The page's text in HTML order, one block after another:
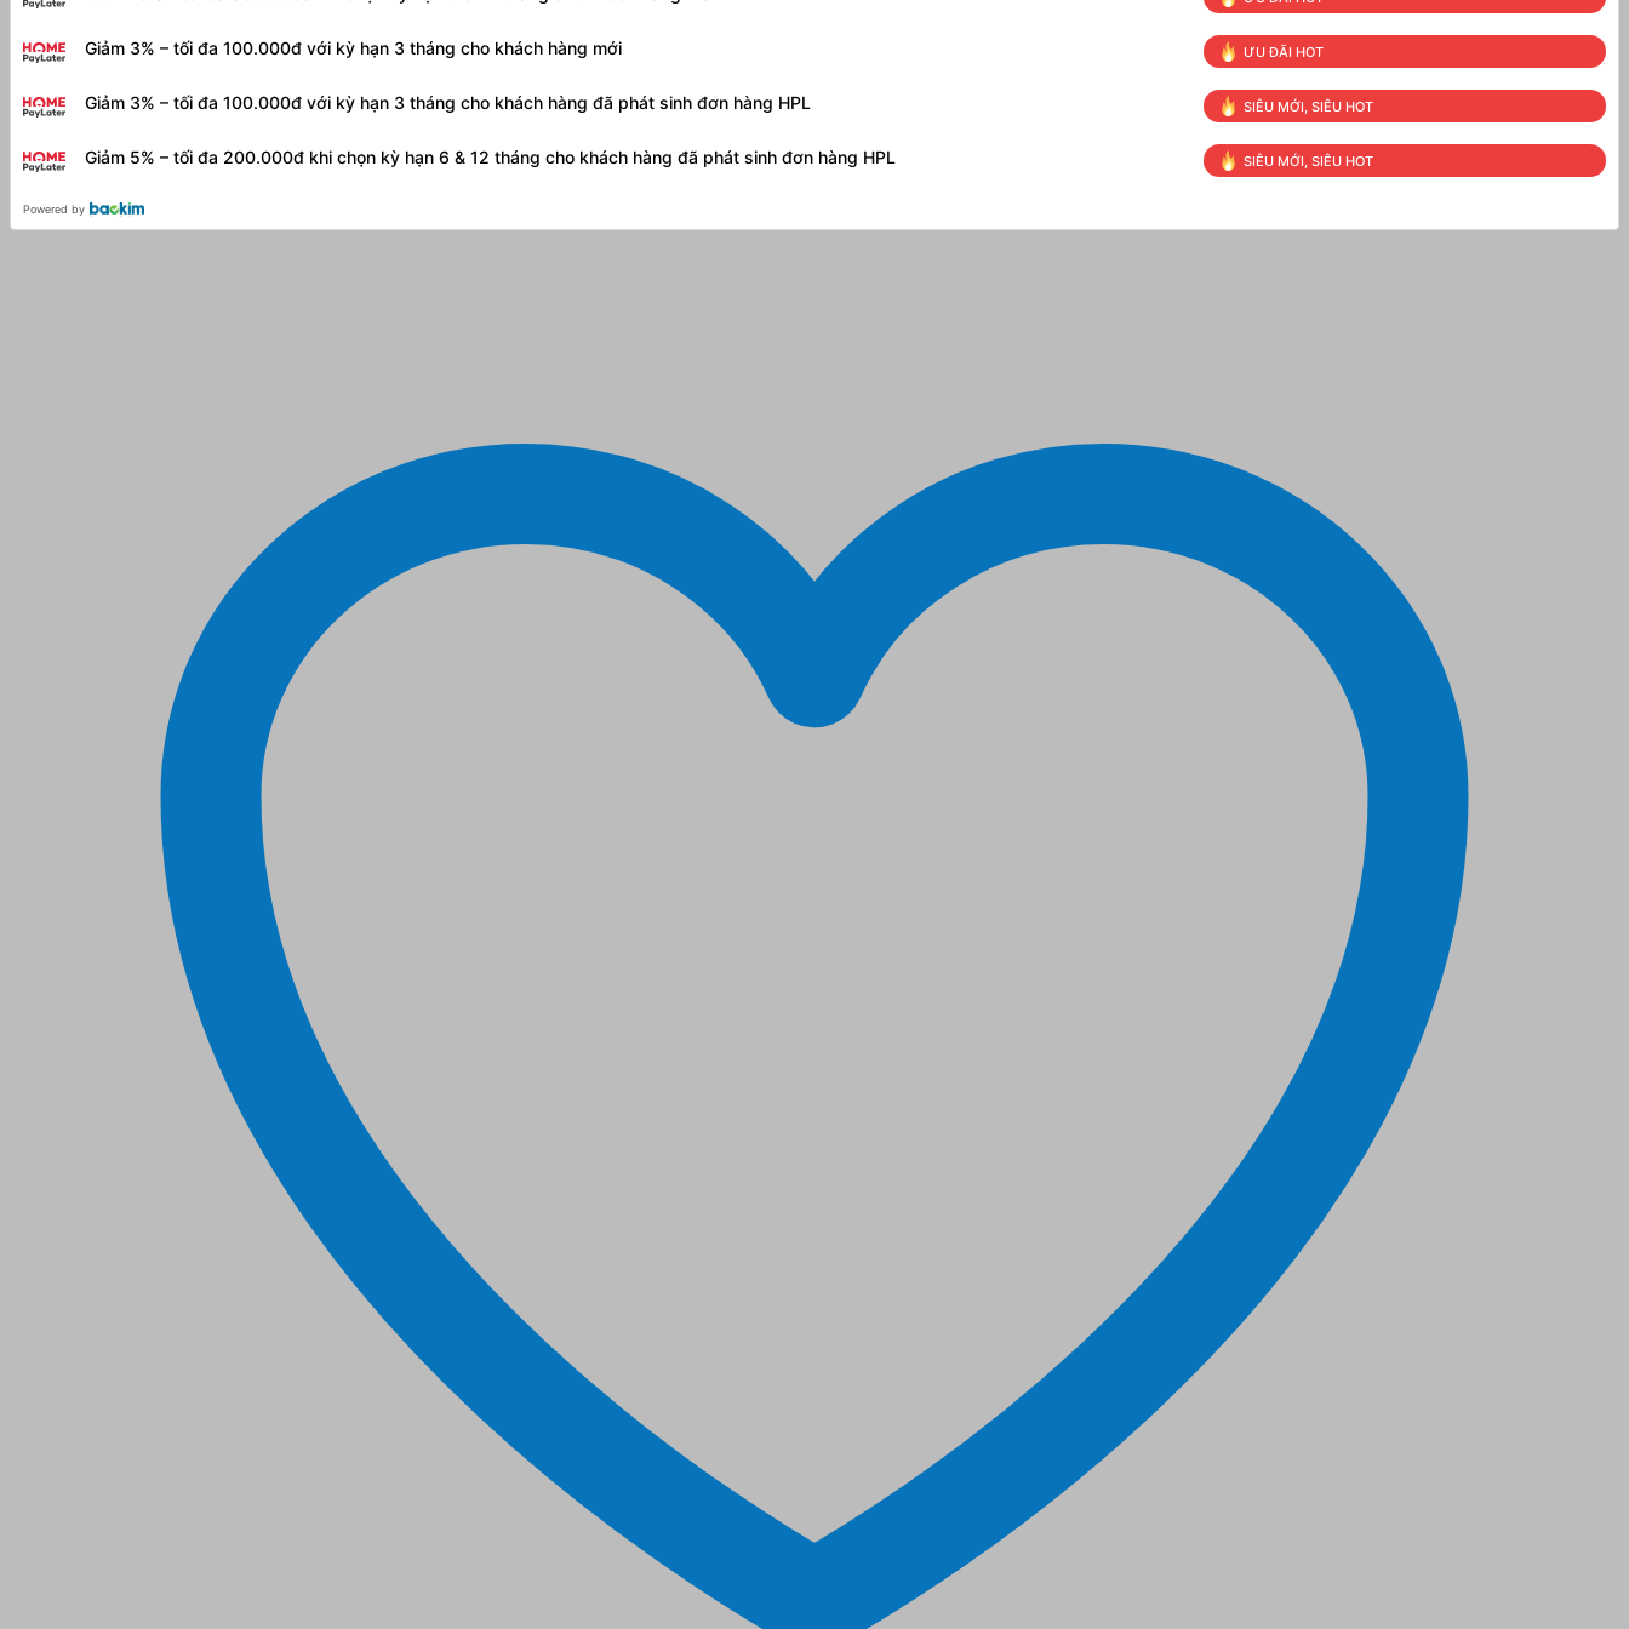
Giảm 3% – tối đa 100.000đ với kỳ hạn 3 tháng cho khách hàng mới ƯU ĐÃI HOT
Giảm 3% – tối đa 100.000đ với kỳ hạn 3 tháng cho khách hàng đã phát sinh đơn hàng HPL SIÊU MỚI, SIÊU HOT
Giảm 5% – tối đa 200.000đ khi chọn kỳ hạn 6 & 12 tháng cho khách hàng đã phát sinh đơn hàng HPL SIÊU MỚI, SIÊU HOT
Powered by